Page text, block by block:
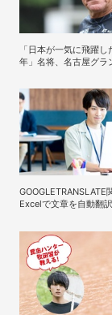
「日本が一気に飛躍
年」名将、名古屋グラ
GOOGLETRANSLATE
Excelで文章を自動翻